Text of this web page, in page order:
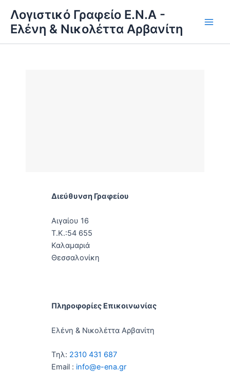
στο
περιεχόμενο
Λογιστικό Γραφείο Ε.Ν.Α -
Ελένη & Νικολέττα Αρβανίτη
Διεύθυνση Γραφείου
Αιγαίου 16
Τ.Κ.:54 655
Καλαμαριά
Θεσσαλονίκη
Πληροφορίες Επικοινωνίας
Ελένη & Νικολέττα Αρβανίτη
Tηλ: 2310 431 687
Email : info@e-ena.gr